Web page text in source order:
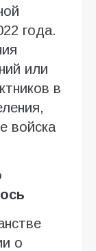
года.
или
в
войска
о